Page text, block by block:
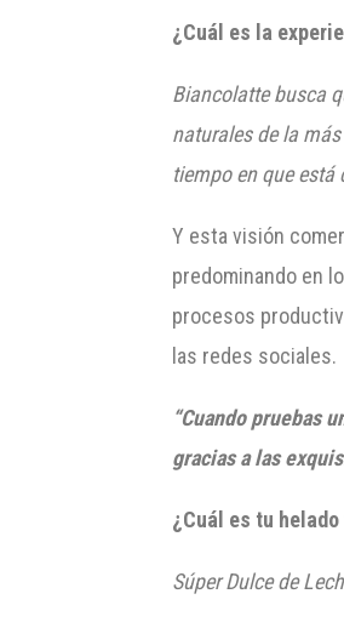
¿Cuál es la
Biancolattebusca
naturales de la
tiempo en que está
Y esta visión
predominando en
procesos
las redes sociales.
“Cuando pruebas
gracias a las
¿Cuál es tu
Súper Dulce de